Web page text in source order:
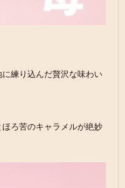
練り込んだ贅沢な味わい
ろ苦のキャラメルが絶妙